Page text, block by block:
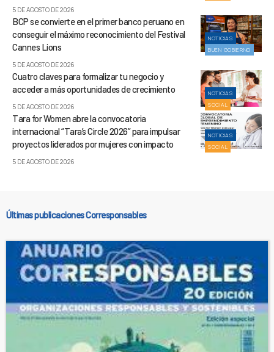
5 DE AGOSTO DE 2026
NOTICIAS
BUEN GOBIERNO
BCP se convierte en el primer banco peruano en
conseguir el máximo reconocimiento del Festival
Cannes Lions
5 DE AGOSTO DE 2026
NOTICIAS
SOCIAL
Cuatro claves para formalizar tu negocio y
acceder a más oportunidades de crecimiento
5 DE AGOSTO DE 2026
NOTICIAS
SOCIAL
Tara for Women abre la convocatoria
internacional “Tara’s Circle 2026” para impulsar
proyectos liderados por mujeres con impacto
5 DE AGOSTO DE 2026
Últimas publicaciones Corresponsables